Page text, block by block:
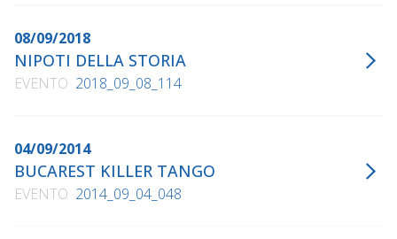
08/09/2018
NIPOTI DELLA STORIA
EVENTO 2018_09_08_114
04/09/2014
BUCAREST KILLER TANGO
EVENTO 2014_09_04_048